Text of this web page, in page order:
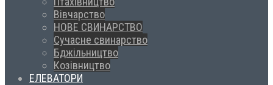
Вівчарство
НОВЕ СВИНАРСТВО
Сучасне свинарство
Бджільництво
Козівництво
ЕЛЕВАТОРИ